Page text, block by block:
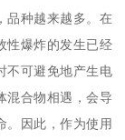
品种越来越多。在
性爆炸的发生已经
不可避免地产生电
混合物相遇，会导
。因此，作为使用